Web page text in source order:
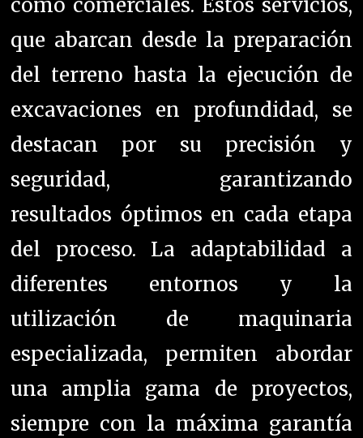
como comerciales. Estos servicios,
que abarcan desde la preparación
del terreno hasta la ejecución de
excavaciones en profundidad, se
destacan por su precisión y
seguridad, garantizando
resultados óptimos en cada etapa
del proceso. La adaptabilidad a
diferentes entornos y la
utilización de maquinaria
especializada, permiten abordar
una amplia gama de proyectos,
siempre con la máxima garantía